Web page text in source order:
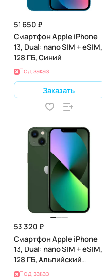
51 650 ₽
Смартфон Apple iPhone
13, Dual: nano SIM + eSIM,
128 ГБ, Синий
Под заказ
Заказать
53 320 ₽
Смартфон Apple iPhone
13, Dual: nano SIM + eSIM,
128 ГБ, Альпийский
Зеленый
Под заказ